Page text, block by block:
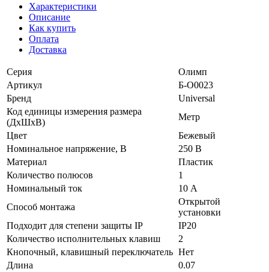
Характеристики
Описание
Как купить
Оплата
Доставка
Серия
Олимп
Артикул
Б-О0023
Бренд
Universal
Код единицы измерения размера
(ДхШхВ)
Метр
Цвет
Бежевый
Номинальное напряжение, В
250 В
Материал
Пластик
Количество полюсов
1
Номинальный ток
10 А
Способ монтажа
Открытой
установки
Подходит для степени защиты IP
IP20
Количество исполнительных клавиш
2
Кнопочный, клавишный переключатель Нет
Длина
0.07